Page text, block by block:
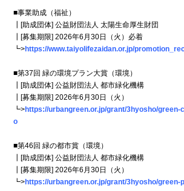
■事業助成（福祉）
┃[助成団体] 公益財団法人 太陽生命厚生財団
┃[募集期限] 2026年6月30日（火）必着
┗>https://www.taiyolifezaidan.or.jp/
■第37回 緑の環境プラン大賞（環境）
┃[助成団体] 公益財団法人 都市緑化機構
┃[募集期限] 2026年6月30日（火）
┗>https://urbangreen.or.jp/grant/3hyosho/
o
■第46回 緑の都市賞（環境）
┃[助成団体] 公益財団法人 都市緑化機構
┃[募集期限] 2026年6月30日（火）
┗>https://urbangreen.or.jp/grant/3hyosho/green-